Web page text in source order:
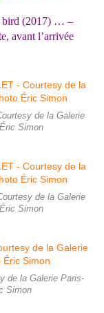
bird (2017) … –
avant l’arrivée
de la Galerie
Simon
de la Galerie
Simon
de la Galerie Paris-
Simon